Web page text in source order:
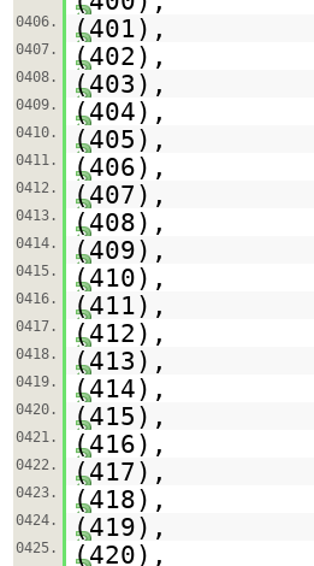
0406. (401),
0407. (402),
0408. (403),
0409. (404),
0410. (405),
0411. (406),
0412. (407),
0413. (408),
0414. (409),
0415. (410),
0416. (411),
0417. (412),
0418. (413),
0419. (414),
0420. (415),
0421. (416),
0422. (417),
0423. (418),
0424. (419),
0425. (420),